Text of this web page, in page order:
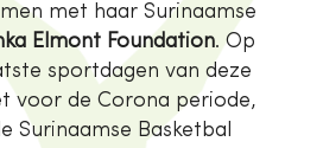
met haar Surinaamse
Elmont Foundation. Op
sportdagen van deze
voor de Corona periode,
Surinaamse Basketbal